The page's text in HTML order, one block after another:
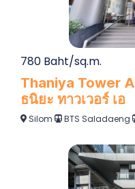
780 Baht/sq.m.
Thaniya Tower A
ธนิยะ ทาวเวอร์ เอ
Silom BTS Saladaeng